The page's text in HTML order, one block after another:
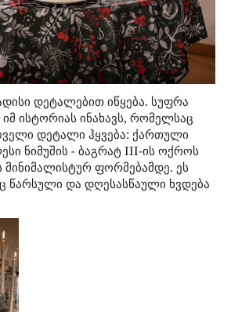
დეტალებით იწყება. სუფრა
ისტორიას ინახავს, რომელსაც
დეტალი ჰყვება: ქართული
ნიმუშის - ბაგრატ III-ის ოქროს
მინიმალისტურ ფორმებამდე. ეს
წარსული და დღესასწაული ხვდება